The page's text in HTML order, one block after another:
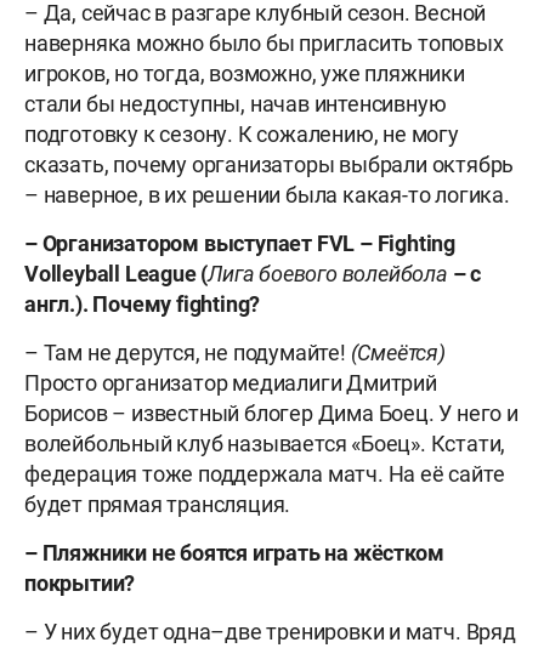
– Да, сейчас в разгаре клубный сезон. Весной
наверняка можно было бы пригласить топовых
игроков, но тогда, возможно, уже пляжники
стали бы недоступны, начав интенсивную
подготовку к сезону. К сожалению, не могу
сказать, почему организаторы выбрали октябрь
– наверное, в их решении была какая-то логика.
– Организатором выступает FVL – Fighting
Volleyball League (Лига боевого волейбола – с
англ.). Почемуfighting?
– Там не дерутся, не подумайте! (Смеётся)
Просто организатор медиалиги Дмитрий
Борисов – известный блогер Дима Боец. У него и
волейбольный клуб называется «Боец». Кстати,
федерация тоже поддержала матч. На её сайте
будет прямая трансляция.
– Пляжники не боятся играть на жёстком
покрытии?
– У них будет одна–две тренировки и матч. Вряд